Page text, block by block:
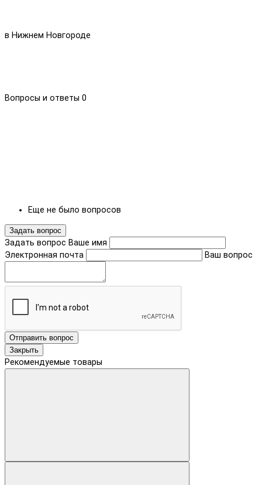
в Нижнем Новгороде
Вопросы и ответы 0
Еще не было вопросов
Задать вопрос
Задать вопрос Ваше имя
Электронная почта
Ваш вопрос
Отправить вопрос
Закрыть
Рекомендуемые товары